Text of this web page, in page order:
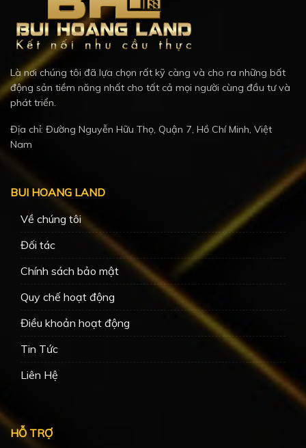
Là nơi chúng tôi đã lựa chọn rất kỹ càng và cho ra những bất
động sản tiềm năng nhất cho tất cả mọi người cùng đầu tư và
phát triển.
Địa chỉ: Đường Nguyễn Hữu Thọ, Quận 7, Hồ Chí Minh, Việt
Nam
BUI HOANG LAND
Về chúng tôi
Đối tác
Chính sách bảo mật
Quy chế hoạt động
Điều khoản hoạt động
Tin Tức
Liên Hệ
HỖ TRỢ